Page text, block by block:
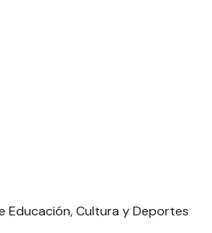
Educación, Cultura y Deportes